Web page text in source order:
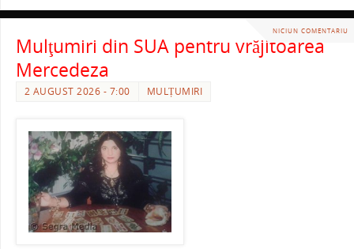
NICIUN COMENTARIU
Mulţumiri din SUA pentru vrăjitoarea
Mercedeza
2 AUGUST 2026 - 7:00 MULȚUMIRI